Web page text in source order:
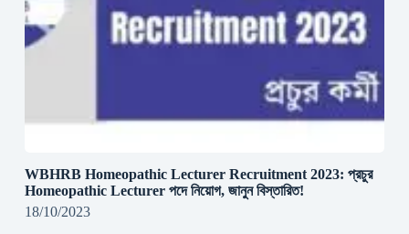
WBHRB Homeopathic Lecturer Recruitment 2023: প্রচুর
Homeopathic Lecturer পদে নিয়োগ, জানুন বিস্তারিত!
18/10/2023